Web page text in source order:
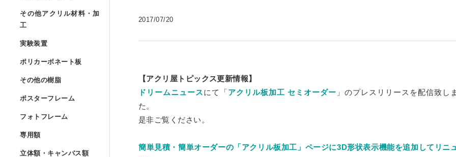
アクリルキャスト板 フリーカット
アクリル低反射板（ノングレア） フリーカット
コの字ディスプレイ台 セミオーダー
アクリル板UV印刷 セミオーダー
アクリルケースUV印刷 セミオーダー
その他アクリル材料・加
工
アクリルパイプ/丸棒加工 セミオーダー
アクリルブロック クリアー
アクリルブロック クリアー 正方形厚板
アクリルドーム（半球） 射出成形品
実験装置 実験装置»
アクリル実験装置・レンズ
ポリカーボネート板
ポリカーボネート板 フリーカット
アイリスポリカシート（両面耐候処理 ポリカ板）フリーカット
ポリカーボネート板 規格サイズ
その他の樹脂 その他の樹脂»
ポスターフレーム ポスターフレーム »
ポスターフレーム スタンダード
ポスターフレーム スタンダード セミオーダー
フォトフレーム
フォトフレーム スタンダード スタンド専用
専用額
立体額・キャンバス額 立体額・キャンバス額»
2017/07/20
【アクリ屋トピックス更新情報】
ドリームニュースにて「アクリル板加工 セミオーダー 」のプレスリリースを配信致し
た。
是非ご覧ください。
簡単見積・簡単オーダーの「アクリル板加工」ページに3D形状表示機能を追加してリニ